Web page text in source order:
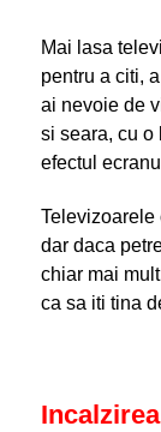
Mai lasa
pentru a citi,
ai nevoie de
si seara, cu o
efectul
Televizoarele
dar daca
chiar mai
ca sa iti tina